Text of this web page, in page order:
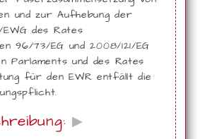
und zur Aufhebung der
des Rates
96/73/EG und 2008/121/EG
Parlaments und des Rates
für den EWR entfällt die
▶